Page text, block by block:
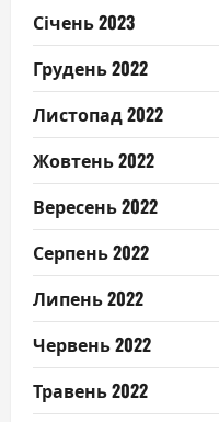
Січень 2023
Грудень 2022
Листопад 2022
Жовтень 2022
Вересень 2022
Серпень 2022
Липень 2022
Червень 2022
Травень 2022